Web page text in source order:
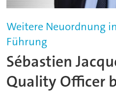
Weitere Neuordnung
Führung
Sébastien
Quality Officer